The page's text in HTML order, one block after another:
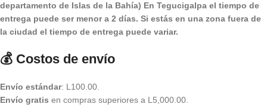
departamento de Islas de la Bahía) En Tegucigalpa el tiempo de
entrega puede ser menor a 2 días. Si estás en una zona fuera de
la ciudad el tiempo de entrega puede variar.
💰 Costos de envío
Envío estándar: L100.00.
Envío gratis en compras superiores a L5,000.00.